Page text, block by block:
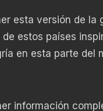
esta versión de la
estos países
en esta parte del
información